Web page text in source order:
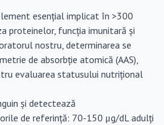
esențial implicat în >300
proteinelor, funcția imunitară și
nostru, determinarea se
de absorbție atomică (AAS),
evaluarea statusului nutrițional
și detectează
de referință: 70-150 μg/dL adulți